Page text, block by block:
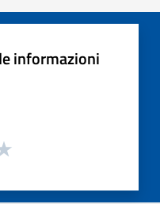
informazioni